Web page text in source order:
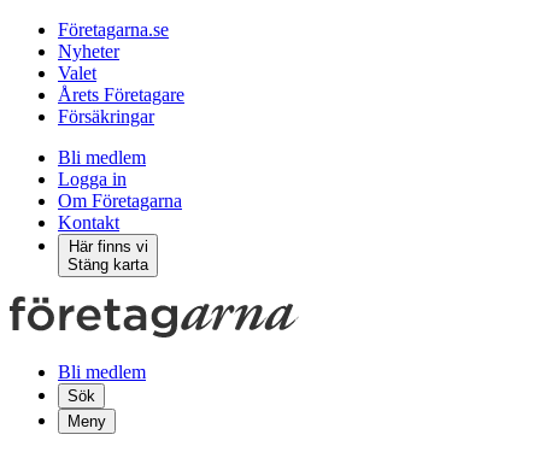
Företagarna.se
Nyheter
Valet
Årets Företagare
Försäkringar
Bli medlem
Logga in
Om Företagarna
Kontakt
Här finns vi
Stäng karta
Bli medlem
Sök
Meny